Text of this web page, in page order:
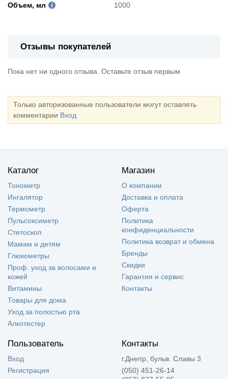
Объем, мл 1000
Отзывы покупателей
Пока нет ни одного отзыва. Оставьте отзыв первым
Только авторизованные пользователи могут оставлять
комментарии Вход
Каталог
Тонометр
Ингалятор
Термометр
Пульсоксиметр
Стетоскоп
Мамам и детям
Глюкометры
Проф. уход за волосами и
кожей
Витамины
Товары для дома
Уход за полостью рта
Алкотестер
Магазин
О компании
Доставка и оплата
Оферта
Политика
конфиденциальности
Политика возврат и обмена
Бренды
Скидки
Гарантия и сервис
Контакты
Пользователь
Вход
Регистрация
Контакты
г.Днепр, бульв. Славы 3
(050) 451-26-14